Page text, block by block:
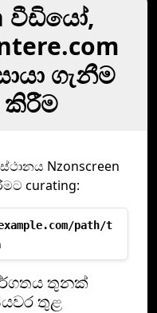
වීඩියෝ,
ගැනීම
Nzonscreen
curating:
path/t
තුනක්
තුළ